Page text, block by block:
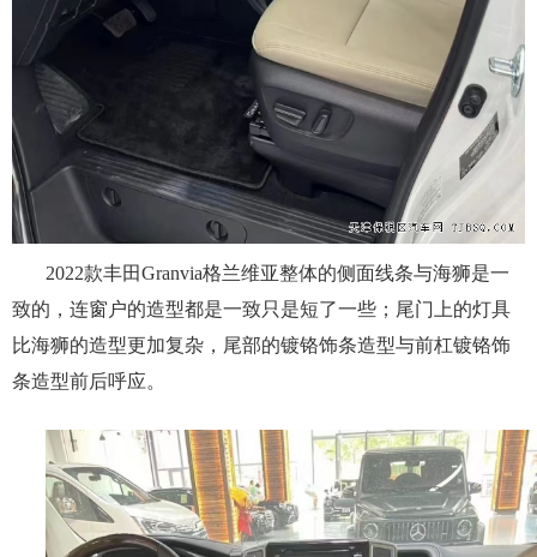
2022款丰田Granvia格兰维亚整体的侧面线条与海狮是一
致的，连窗户的造型都是一致只是短了一些；尾门上的灯具
比海狮的造型更加复杂，尾部的镀铬饰条造型与前杠镀铬饰
条造型前后呼应。